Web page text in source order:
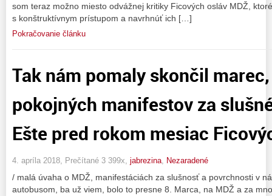
som teraz možno miesto odvážnej kritiky Ficových osláv MDŽ,
s konštruktívnym prístupom a navrhnúť ich […]
Pokračovanie článku
Tak nám pomaly skončil
pokojných manifestov za
Ešte pred rokom mesiac
4. apríla 2018, Prečítané 3 399x, jabrezina, Nezaradené
/ malá úvaha o MDŽ, manifestáciách za slušnosť a povrchnosti v
autobusom, ba už viem, bolo to presne 8. Marca, na MDŽ a za